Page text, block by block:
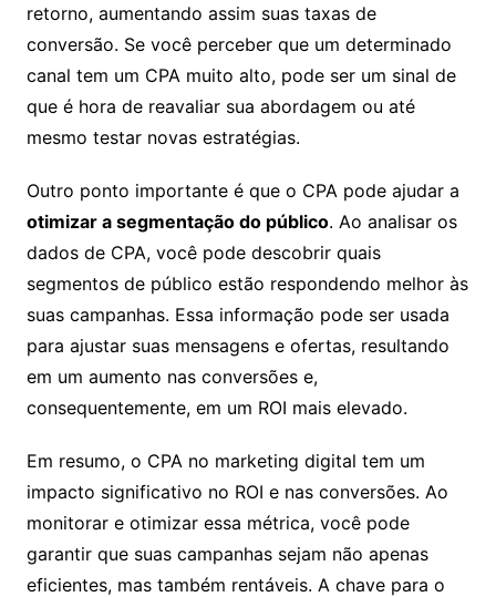
retorno, aumentando assim suas taxas de
conversão. Se você perceber que um determinado
canal tem um CPA muito alto, pode ser um sinal de
que é hora de reavaliar sua abordagem ou até
mesmo testar novas estratégias.
Outro ponto importante é que o CPA pode ajudar a
otimizar a segmentação do público. Ao analisar os
dados de CPA, você pode descobrir quais
segmentos de público estão respondendo melhor às
suas campanhas. Essa informação pode ser usada
para ajustar suas mensagens e ofertas, resultando
em um aumento nas conversões e,
consequentemente, em um ROI mais elevado.
Em resumo, o CPA no marketing digital tem um
impacto significativo no ROI e nas conversões. Ao
monitorar e otimizar essa métrica, você pode
garantir que suas campanhas sejam não apenas
eficientes, mas também rentáveis. A chave para o